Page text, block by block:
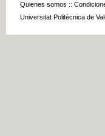
Quienes somos ::
Universitat Politècnica de